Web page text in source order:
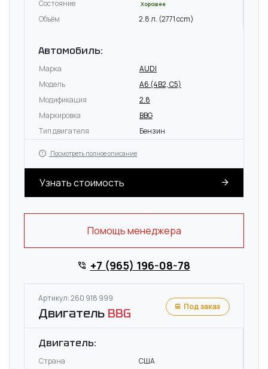
Состояние Хорошее
Объём 2.8 л. (2771 ccm)
Автомобиль:
Марка
AUDI
Модель
A6 (4B2, C5)
Модификация
2.8
Маркировка
BBG
Тип двигателя
Бензин
Посмотреть полное описание
Узнать стоимость
Помощь менеджера
+7 (965) 196-08-78
Артикул: 260 918 999
Двигатель BBG Под заказ
Двигатель:
Страна
США